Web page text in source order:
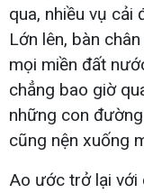
qua, nhiều vụ cải
Lớn lên, bàn
mọi miền đất
chẳng bao giờ
những con
cũng nện xuống
Ao ước trở lại với